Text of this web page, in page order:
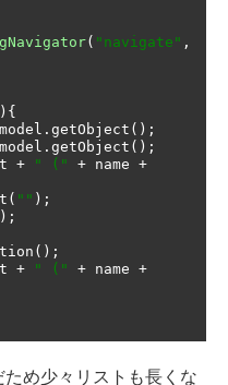
( "navigate" ,
. getObject ();
. getObject ();
+ " (" + name +
( "" );
();
+ " (" + name +
め少々リストも長くな